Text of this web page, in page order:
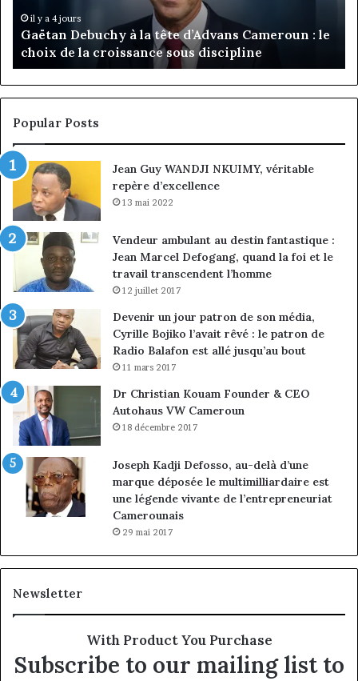
choix
de
la
croissance
sous
il y a 4 jours
Gaëtan Debuchy à la tête d’Advans Cameroun : le
choix de la croissance sous discipline
à
la
Popular Posts
Jean Guy WANDJI NKUIMY, véritable
repère d’excellence
13 mai 2022
Vendeur ambulant au destin fantastique :
Jean Marcel Defogang, quand la foi et le
travail transcendent l’homme
12 juillet 2017
Devenir un jour patron de son média,
Cyrille Bojiko l’avait rêvé : le patron de
Radio Balafon est allé jusqu’au bout
11 mars 2017
Dr Christian Kouam Founder & CEO
Autohaus VW Cameroun
18 décembre 2017
Joseph Kadji Defosso, au-delà d’une
marque déposée le multimilliardaire est
une légende vivante de l’entrepreneuriat
Camerounais
29 mai 2017
Newsletter
With Product You Purchase
Subscribe to our mailing list to